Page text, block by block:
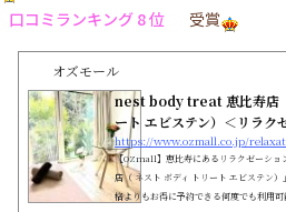
口コミランキング 8 位
受賞
オズモール
nest body treat 恵比寿店
ート エビステン）＜リラク
https://www.ozmall.co.jp/
【OZmall】恵比寿にあるリラクゼーシ
店（ ネスト ボディ トリート エビステン
格よりもお得に予約できる何度でも利用